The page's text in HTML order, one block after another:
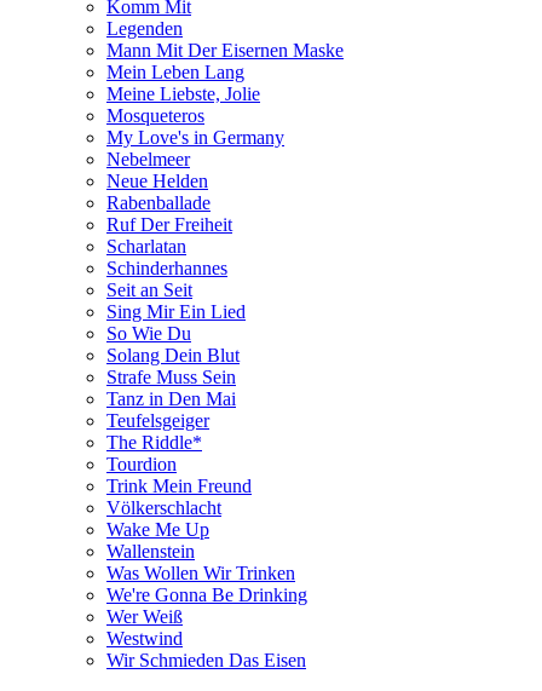
Komm Mit
Legenden
Mann Mit Der Eisernen Maske
Mеin Leben Lang
Meine Liebste, Jolie
Mosqueteros
My Love's in Germany
Nebelmeer
Neue Helden
Rabenballade
Ruf Der Freiheit
Scharlatan
Schinderhannes
Seit an Seit
Sing Mir Ein Lied
So Wie Du
Solang Dein Blut
Strafe Muss Sein
Tanz in Den Mai
Teufelsgeiger
The Riddle*
Tourdion
Trink Mein Freund
Völkerschlacht
Wake Me Up
Wallenstein
Was Wollen Wir Trinken
We're Gonna Be Drinking
Wer Weiß
Westwind
Wir Schmieden Das Eisen